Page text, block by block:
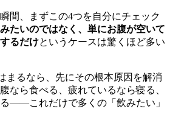
間、まずこの4つを自分にチェック
たいのではなく、単にお腹が空いて
るだけというケースは驚くほど多い
まるなら、先にその根本原因を解消
なら食べる、疲れているなら寝る、
——これだけで多くの「飲みたい」